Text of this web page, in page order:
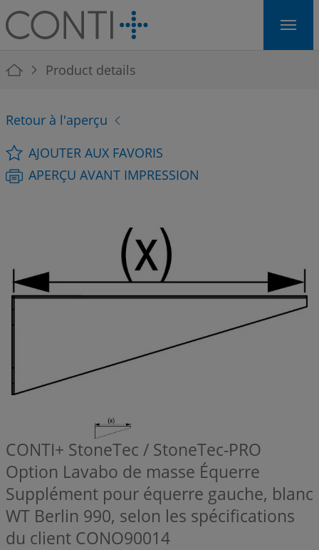
Skip to main navigation
Skip to main content
Skip to page footer
You are here:
Product details
Retour à l'aperçu
AJOUTER AUX FAVORIS
APERÇU AVANT IMPRESSION
CONTI+ StoneTec / StoneTec-PRO
Option Lavabo de masse Équerre
Supplément pour équerre gauche, blanc
WT Berlin 990, selon les spécifications
du client CONO90014